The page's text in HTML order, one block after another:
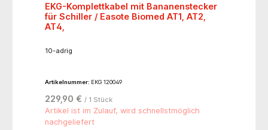
EKG-Komplettkabel mit Bananenstecker
für Schiller / Easote Biomed AT1, AT2,
AT4,
10-adrig
Artikelnummer: EKG 120049
229,90 € / 1 Stück
Artikel ist im Zulauf, wird schnellstmöglich
nachgeliefert